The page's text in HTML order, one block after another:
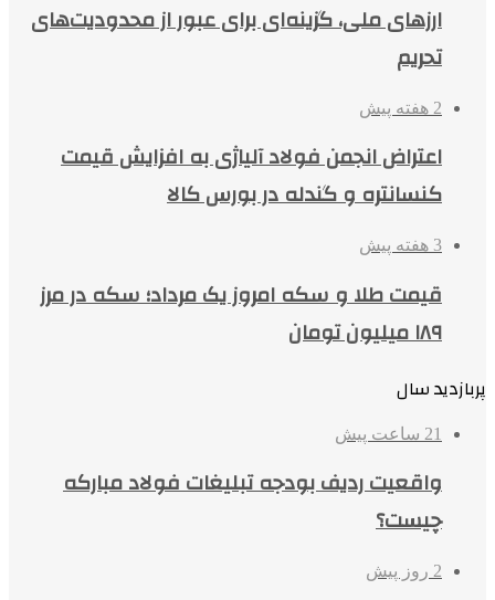
ارزهای ملی، گزینه‌ای برای عبور از محدودیت‌های
تحریم
2 هفته پیش
اعتراض انجمن فولاد آلیاژی به افزایش قیمت
کنسانتره و گندله در بورس کالا
3 هفته پیش
قیمت طلا و سکه امروز یک مرداد؛ سکه در مرز
۱۸۹ میلیون تومان
پربازدید سال
21 ساعت پیش
واقعیت ردیف بودجه تبلیغات فولاد مبارکه
چیست؟
2 روز پیش